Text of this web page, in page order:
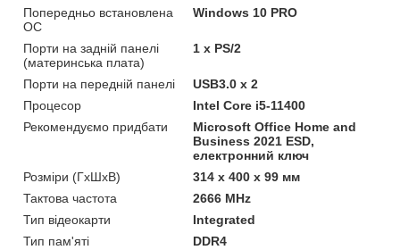
Попередньо встановлена
ОС
Windows 10 PRO
Порти на задній панелі
(материнська плата)
1 x PS/2
Порти на передній панелі
USB3.0 x 2
Процесор
Intel Core i5-11400
Рекомендуємо придбати
Microsoft Office Home and
Business 2021 ESD,
електронний ключ
Розміри (ГxШxВ)
314 x 400 х 99 мм
Тактова частота
2666 MHz
Тип відеокарти
Integrated
Тип пам'яті
DDR4